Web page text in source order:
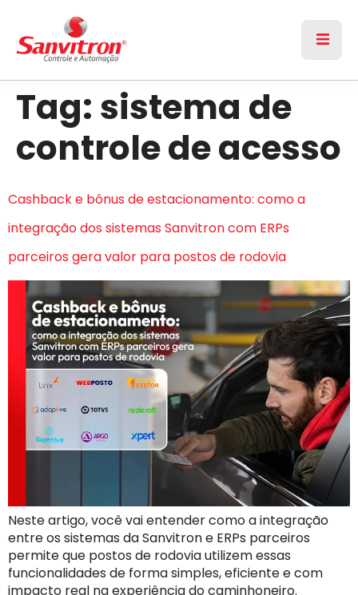
Tag: sistema de
controle de acesso
Cashback e bônus de estacionamento: como a
integração dos sistemas Sanvitron com ERPs
parceiros gera valor para postos de rodovia
Neste artigo, você vai entender como a integração
entre os sistemas da Sanvitron e ERPs parceiros
permite que postos de rodovia utilizem essas
funcionalidades de forma simples, eficiente e com
impacto real na experiência do caminhoneiro.